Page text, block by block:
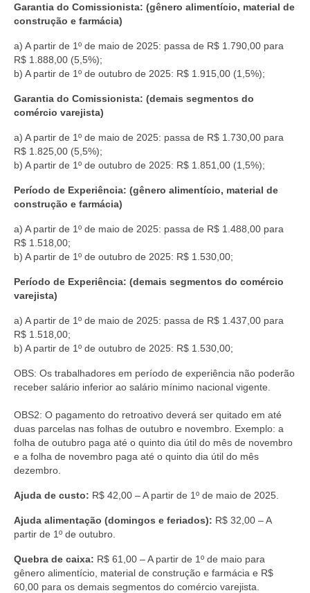
Publicações
Editais
Links Úteis
Perguntas frequentes
EMPRESAS
Boletos
Seja um conveniado
PESQUISA 6×1
Garantia do Comissionista: (gênero alimentício, material de
construção e farmácia)
a) A partir de 1º de maio de 2025: passa de R$ 1.790,00 para
R$ 1.888,00 (5,5%);
b) A partir de 1º de outubro de 2025: R$ 1.915,00 (1,5%);
Garantia do Comissionista: (demais segmentos do
comércio varejista)
a) A partir de 1º de maio de 2025: passa de R$ 1.730,00 para
R$ 1.825,00 (5,5%);
b) A partir de 1º de outubro de 2025: R$ 1.851,00 (1,5%);
Período de Experiência: (gênero alimentício, material de
construção e farmácia)
a) A partir de 1º de maio de 2025: passa de R$ 1.488,00 para
R$ 1.518,00;
b) A partir de 1º de outubro de 2025: R$ 1.530,00;
Período de Experiência: (demais segmentos do comércio
varejista)
a) A partir de 1º de maio de 2025: passa de R$ 1.437,00 para
R$ 1.518,00;
b) A partir de 1º de outubro de 2025: R$ 1.530,00;
OBS: Os trabalhadores em período de experiência não poderão
receber salário inferior ao salário mínimo nacional vigente.
OBS2: O pagamento do retroativo deverá ser quitado em até
duas parcelas nas folhas de outubro e novembro. Exemplo: a
folha de outubro paga até o quinto dia útil do mês de novembro
e a folha de novembro paga até o quinto dia útil do mês
dezembro.
Ajuda de custo: R$ 42,00 – A partir de 1º de maio de 2025.
Ajuda alimentação (domingos e feriados): R$ 32,00 – A
partir de 1º de outubro.
Quebra de caixa: R$ 61,00 – A partir de 1º de maio para
gênero alimentício, material de construção e farmácia e R$
60,00 para os demais segmentos do comércio varejista.